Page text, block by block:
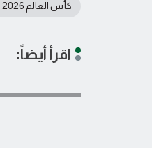
كأس العالم 2026
اقرأ أيضاً: